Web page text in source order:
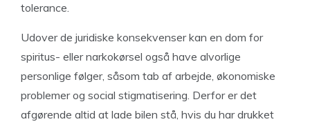
tolerance.
Udover de juridiske konsekvenser kan en dom for
spiritus- eller narkokørsel også have alvorlige
personlige følger, såsom tab af arbejde, økonomiske
problemer og social stigmatisering. Derfor er det
afgørende altid at lade bilen stå, hvis du har drukket